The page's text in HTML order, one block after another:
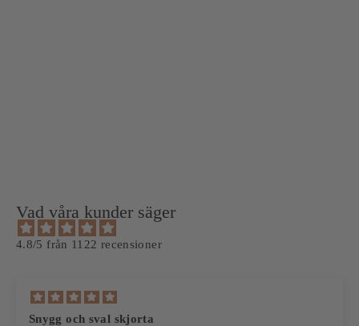
Vad våra kunder säger
4.8/5 från 1122 recensioner
Fina kläder och bra kvalitet